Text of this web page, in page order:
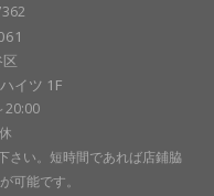
イツ 1F
20:00
さい。短時間であれば店鋪脇
可能です。